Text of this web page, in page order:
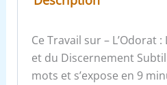
Ce Travail sur – L’Odorat :
et du Discernement
mots et s’expose en 9